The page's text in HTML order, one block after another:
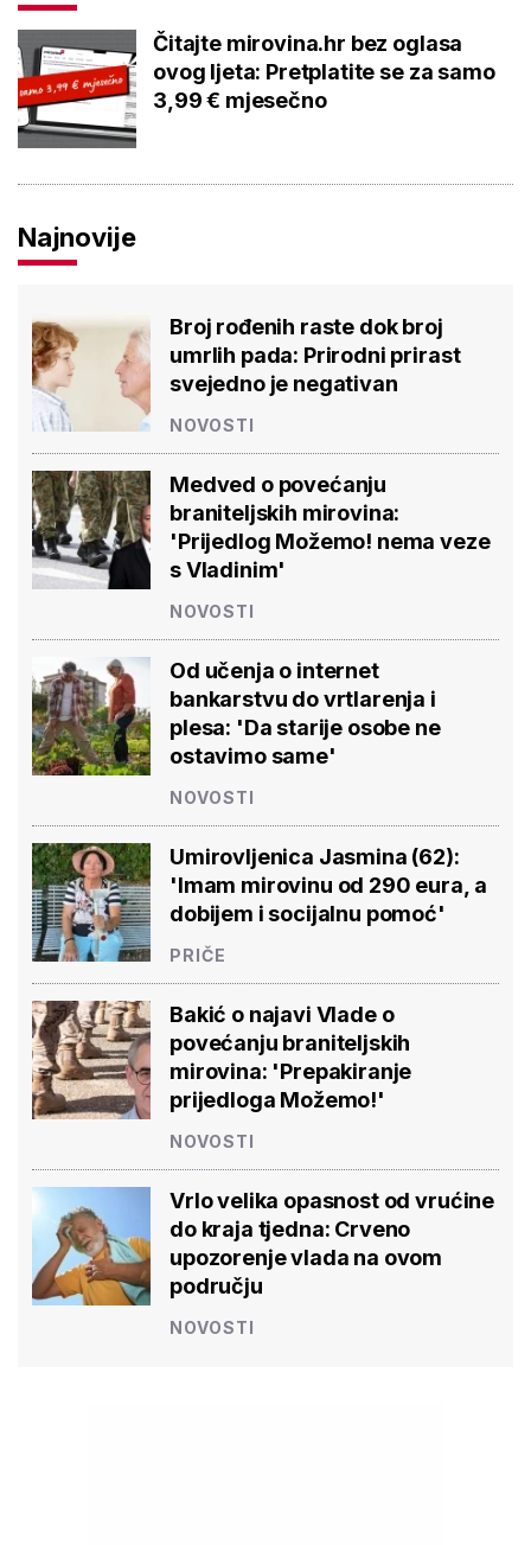
Čitajte mirovina.hr bez oglasa
ovog ljeta: Pretplatite se za samo
3,99 € mjesečno
Najnovije
Broj rođenih raste dok broj
umrlih pada: Prirodni prirast
svejedno je negativan
NOVOSTI
Medved o povećanju
braniteljskih mirovina:
'Prijedlog Možemo! nema veze
s Vladinim'
NOVOSTI
Od učenja o internet
bankarstvu do vrtlarenja i
plesa: 'Da starije osobe ne
ostavimo same'
NOVOSTI
Umirovljenica Jasmina (62):
'Imam mirovinu od 290 eura, a
dobijem i socijalnu pomoć'
PRIČE
Bakić o najavi Vlade o
povećanju braniteljskih
mirovina: 'Prepakiranje
prijedloga Možemo!'
NOVOSTI
Vrlo velika opasnost od vrućine
do kraja tjedna: Crveno
upozorenje vlada na ovom
području
NOVOSTI